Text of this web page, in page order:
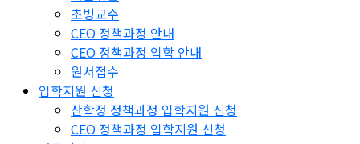
초빙교수
CEO 정책과정 안내
CEO 정책과정 입학 안내
원서접수
입학지원 신청
산학정 정책과정 입학지원 신청
CEO 정책과정 입학지원 신청